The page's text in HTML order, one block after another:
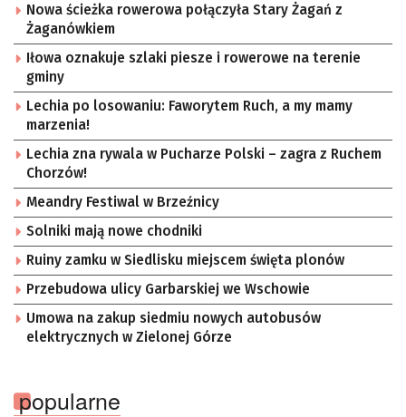
Nowa ścieżka rowerowa połączyła Stary Żagań z
Żaganówkiem
Iłowa oznakuje szlaki piesze i rowerowe na terenie
gminy
Lechia po losowaniu: Faworytem Ruch, a my mamy
marzenia!
Lechia zna rywala w Pucharze Polski – zagra z Ruchem
Chorzów!
Meandry Festiwal w Brzeźnicy
Solniki mają nowe chodniki
Ruiny zamku w Siedlisku miejscem święta plonów
Przebudowa ulicy Garbarskiej we Wschowie
Umowa na zakup siedmiu nowych autobusów
elektrycznych w Zielonej Górze
popularne